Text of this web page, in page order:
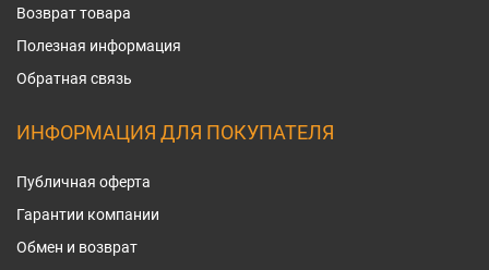
Возврат товара
Полезная информация
Обратная связь
ИНФОРМАЦИЯ ДЛЯ ПОКУПАТЕЛЯ
Публичная оферта
Гарантии компании
Обмен и возврат